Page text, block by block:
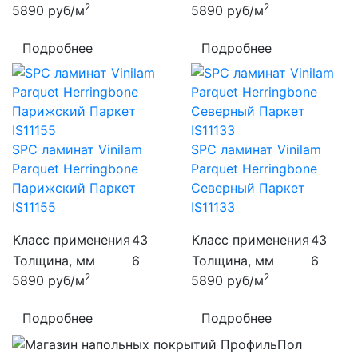
5890 руб/м2
Подробнее
5890 руб/м2
Подробнее
SPC ламинат Vinilam
Parquet Herringbone
Парижский Паркет
IS11155
Класс применения 43
Толщина, мм
6
5890 руб/м2
Подробнее
SPC ламинат Vinilam
Parquet Herringbone
Северный Паркет
IS11133
Класс применения 43
Толщина, мм
6
5890 руб/м2
Подробнее